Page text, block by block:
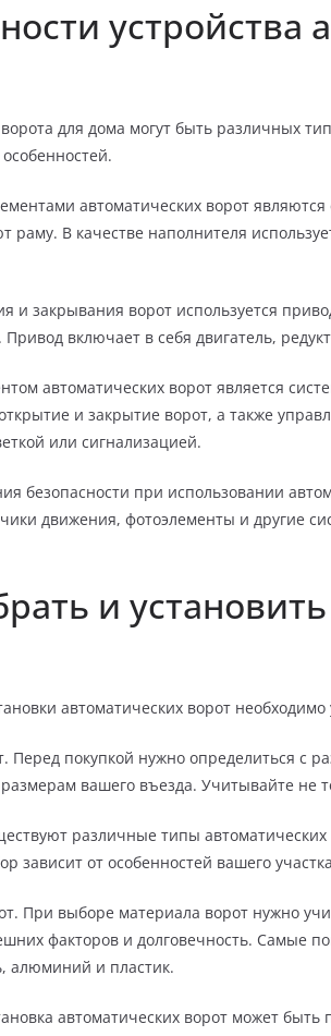
устройства
для дома могут быть различных
автоматических ворот
раму. В качестве наполнителя
и закрывания ворот используется
включает в себя двигатель,
автоматических ворот является
и закрытие ворот, а также
или сигнализацией.
безопасности при использовании
движения, фотоэлементы и другие
и
автоматических ворот
Перед покупкой нужно определиться с
размерам вашего въезда. Учитывайте не
различные типы
зависит от особенностей вашего
При выборе материала ворот нужно
факторов и долговечность. Самые
алюминий и пластик.
автоматических ворот может